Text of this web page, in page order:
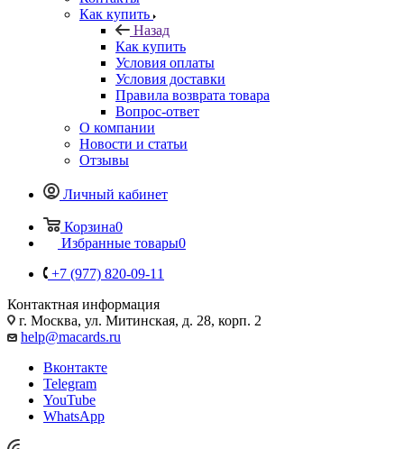
Как купить
Назад
Как купить
Условия оплаты
Условия доставки
Правила возврата товара
Вопрос-ответ
О компании
Новости и статьи
Отзывы
Личный кабинет
Корзина0
Избранные товары0
+7 (977) 820-09-11
Контактная информация
г. Москва, ул. Митинская, д. 28, корп. 2
help@macards.ru
Вконтакте
Telegram
YouTube
WhatsApp